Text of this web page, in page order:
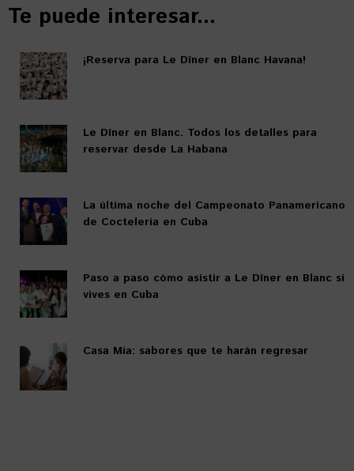
Te puede interesar...
¡Reserva para Le Dîner en Blanc Havana!
Le Dîner en Blanc. Todos los detalles para
reservar desde La Habana
La última noche del Campeonato Panamericano
de Coctelería en Cuba
Paso a paso cómo asistir a Le Dîner en Blanc si
vives en Cuba
Casa Mía: sabores que te harán regresar